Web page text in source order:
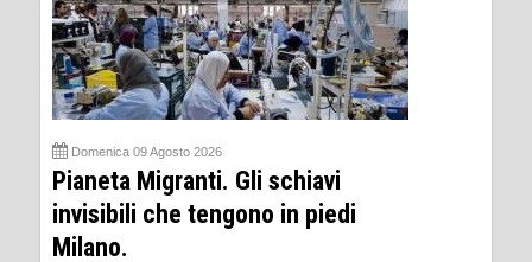
Domenica 09 Agosto 2026
Pianeta Migranti. Gli schiavi
invisibili che tengono in piedi
Milano.